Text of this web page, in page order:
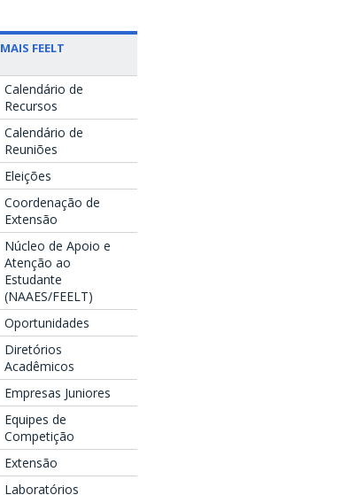
MAIS FEELT
Calendário de
Recursos
Calendário de
Reuniões
Eleições
Coordenação de
Extensão
Núcleo de Apoio e
Atenção ao
Estudante
(NAAES/FEELT)
Oportunidades
Diretórios
Acadêmicos
Empresas Juniores
Equipes de
Competição
Extensão
Laboratórios